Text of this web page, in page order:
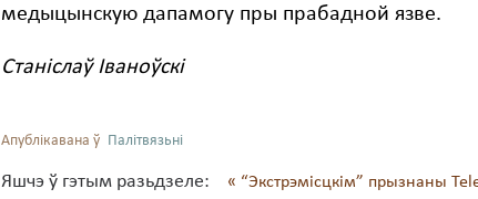
медыцынскую дапамогу пры прабадной язве.
Станіслаў Іваноўскі
Апублікавана ў Палітвязьні
Яшчэ ў гэтым разьдзеле:
« “Экстрэмісцкім” прызнаны